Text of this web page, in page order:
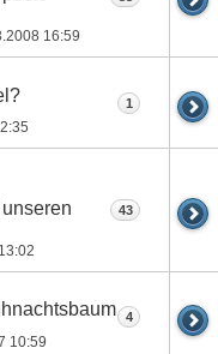
16:59
1
13:02
43
10:59
4